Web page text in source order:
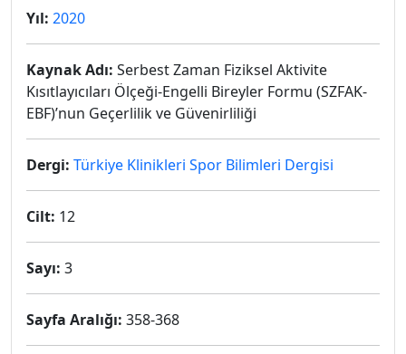
Yıl: 2020
Kaynak Adı: Serbest Zaman Fiziksel Aktivite
Kısıtlayıcıları Ölçeği-Engelli Bireyler Formu (SZFAK-
EBF)’nun Geçerlilik ve Güvenirliliği
Dergi: Türkiye Klinikleri Spor Bilimleri Dergisi
Cilt: 12
Sayı: 3
Sayfa Aralığı: 358-368